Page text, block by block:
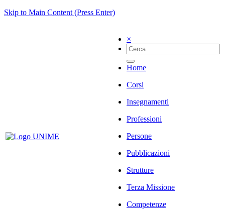
Skip to Main Content (Press Enter)
×
Home
Corsi
Insegnamenti
Professioni
Persone
Pubblicazioni
Strutture
Terza Missione
Competenze